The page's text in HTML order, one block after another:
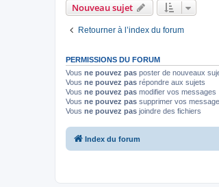
Nouveau sujet
Retourner à l’index du forum
PERMISSIONS DU FORUM
Vous ne pouvez pas poster de nouveaux
Vous ne pouvez pas répondre aux sujets
Vous ne pouvez pas modifier vos messages
Vous ne pouvez pas supprimer vos
Vous ne pouvez pas joindre des fichiers
Index du forum